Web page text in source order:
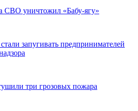
СВО уничтожил «Бабу-ягу»
запугивать предпринимателей
три грозовых пожара